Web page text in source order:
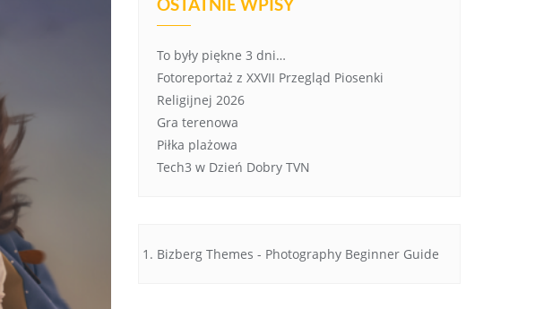
To były piękne 3 dni…
Fotoreportaż z XXVII Przegląd Piosenki
Religijnej 2026
Gra terenowa
Piłka plażowa
Tech3 w Dzień Dobry TVN
Bizberg Themes - Photography Beginner Guide